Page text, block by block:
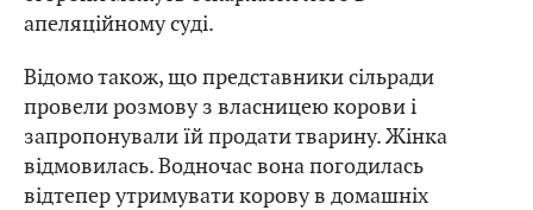
апеляційному суді.
Відомо також, що представники сільради
провели розмову з власницею корови і
запропонували їй продати тварину. Жінка
відмовилась. Водночас вона погодилась
відтепер утримувати корову в домашніх